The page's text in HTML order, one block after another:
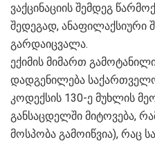
ვაქცინაციის შემდეგ
შედეგად, ანაფილაქსიური
გარდაიცვალა.
ექიმის მიმართ
დადგენილება
კოდექსის 130-ე მუხლის
განსაცდელში მიტოვება,
მოსპობა გამოიწვია), რაც